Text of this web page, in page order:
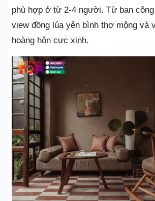
phù hợp ở từ 2-4 người. Từ ban
view đồng lúa yên bình thơ mộng và
hoàng hôn cực xinh.